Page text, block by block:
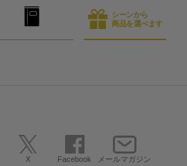
シーンから
商品を選べます
X Facebook メールマガジン